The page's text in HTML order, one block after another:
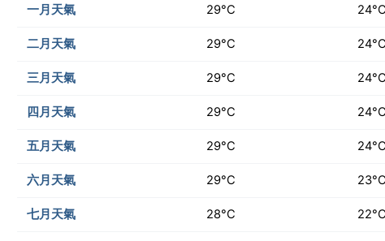
一月天氣 29°C 24°C
二月天氣 29°C 24°C
三月天氣 29°C 24°C
四月天氣 29°C 24°C
五月天氣 29°C 24°C
六月天氣 29°C 23°C
七月天氣 28°C 22°C